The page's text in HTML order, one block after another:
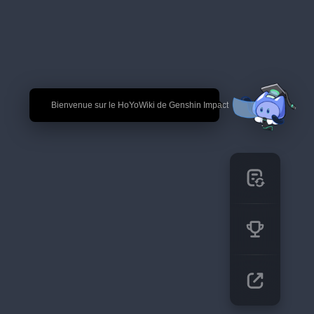
🎉 Bienvenue sur le HoYoWiki de Genshin Impact